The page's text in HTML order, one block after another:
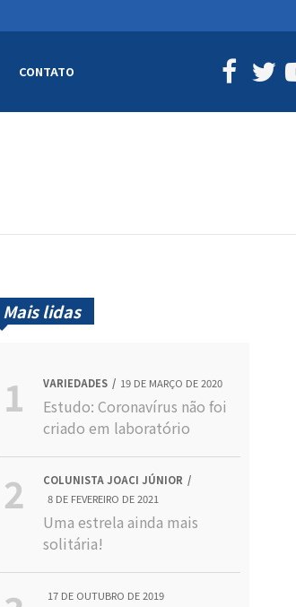
CONTATO
Mais lidas
VARIEDADES 19 DE MARÇO DE 2020
Estudo: Coronavírus não foi
criado em laboratório
COLUNISTA JOACI JÚNIOR
8 DE FEVEREIRO DE 2021
Uma estrela ainda mais
solitária!
17 DE OUTUBRO DE 2019